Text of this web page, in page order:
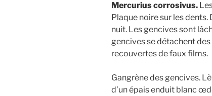
Mercurius corrosivus.
Plaque noire sur les
nuit. Les gencives sont
gencives se détachent
recouvertes de faux films.
Gangrène des gencives.
d’un épais enduit blanc